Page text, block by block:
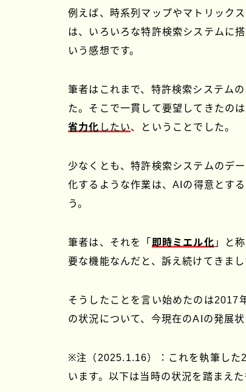
例えば、時系列マップやマトリック
は、いろいろな特許検索システムに
いう感想です。
筆者はこれまで、特許検索システム
た。そこで一貫して要望してきたのは
省力化 したい、ということでした。
少なくとも、特許検索システムのデ
化するような作業は、AIの得意とす
う。
筆者は、それを「 即時ミエル化 」と
要な機能なんだと、訴え続けてきまし
そうしたことを言い始めたのは2017
の状況について、今現在のAIの発展
※注（2025.1.16）：これを執筆した
います。以下は当時の状況を踏まえた